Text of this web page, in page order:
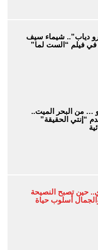
دياب”.. شيماء سيف
في فيلم “الست لما”
… من البحر الميت..
“إنتي الحقيقة”
حين تصبح النصيحة
أسلوب حياة